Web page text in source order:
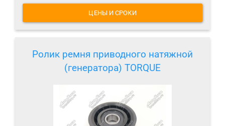
ЦЕНЫ И СРОКИ
Ролик ремня приводного натяжной
(генератора) TORQUE